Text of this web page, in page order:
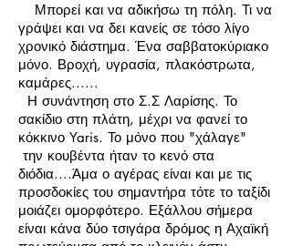
Μπορεί και να αδικήσω τη πόλη. Τι να
γράψει και να δει κανείς σε τόσο λίγο
χρονικό διάστημα. Ένα σαββατοκύριακο
μόνο. Βροχή, υγρασία, πλακόστρωτα,
καμάρες......
Η συνάντηση στο Σ.Σ Λαρίσης. Το
σακίδιο στη πλάτη, μέχρι να φανεί το
κόκκινο Yaris. Το μόνο που "χάλαγε"
την κουβέντα ήταν το κενό στα
διόδια....Άμα ο αγέρας είναι και με τις
προσδοκίες του σημαντήρα τότε το ταξίδι
μοιάζει ομορφότερο. Εξάλλου σήμερα
είναι κάνα δύο τσιγάρα δρόμος η Αχαϊκή